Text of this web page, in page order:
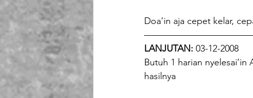
Doa’in aja cepet kelar,
LANJUTAN: 03-12-2008
Butuh 1 harian
hasilnya